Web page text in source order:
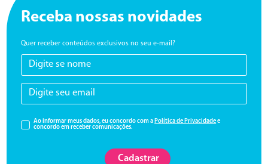
Receba nossas novidades
Quer receber conteúdos exclusivos no seu e-mail?
Ao informar meus dados, eu concordo com a Política de Privacidadee
concordo em receber comunicações.
Cadastrar